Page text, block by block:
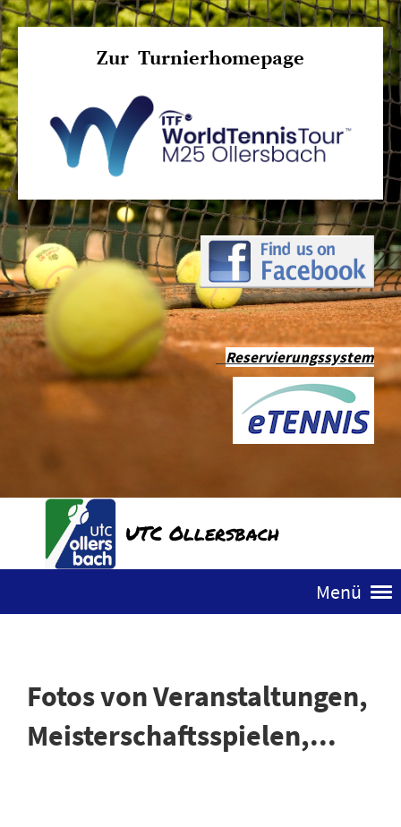
Zur Turnierhomepage
Reservierungssystem
UTC Ollersbach
Menü
Fotos von Veranstaltungen,
Meisterschaftsspielen,...